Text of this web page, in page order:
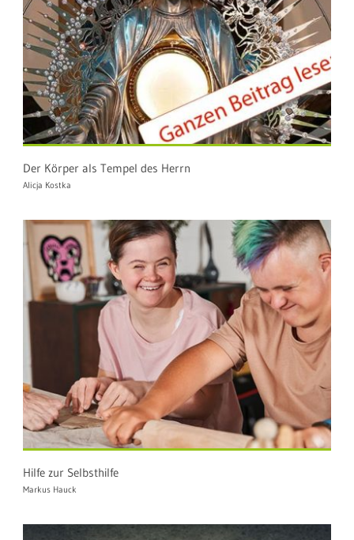
Der Körper als Tempel des Herrn
Alicja Kostka
Hilfe zur Selbsthilfe
Markus Hauck